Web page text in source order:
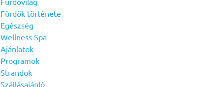
Fürdők története
Egészség
Wellness Spa
Ajánlatok
Programok
Strandok
Szállásajánló